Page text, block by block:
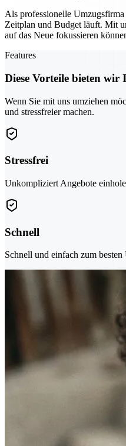
Als professionelle
Zeitplan und Budget läuft. Mit
auf das Neue fokussieren
Features
Diese Vorteile bieten wir
Wenn Sie mit uns umziehen
und stressfreier machen.
Stressfrei
Unkompliziert Angebote
Schnell
Schnell und einfach zum besten